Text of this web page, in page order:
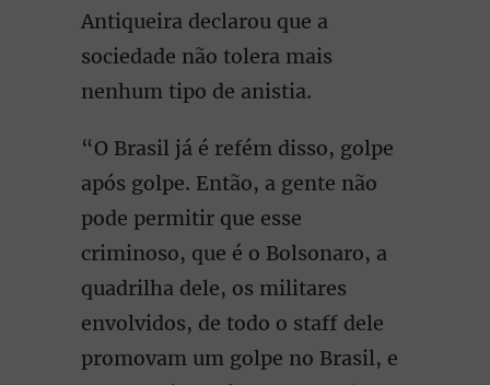
Antiqueira declarou que a
sociedade não tolera mais
nenhum tipo de anistia.
“O Brasil já é refém disso, golpe
após golpe. Então, a gente não
pode permitir que esse
criminoso, que é o Bolsonaro, a
quadrilha dele, os militares
envolvidos, de todo o staff dele
promovam um golpe no Brasil, e